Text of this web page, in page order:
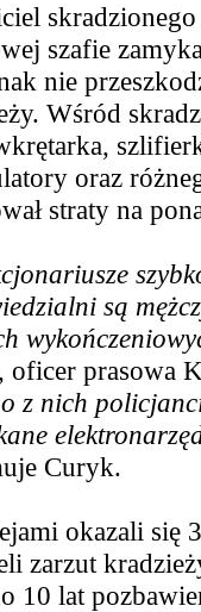
szafie
nie
Wśród
oraz
straty na
są
oficer prasowa
z nich
Curyk.
okazali się
zarzut
10 lat